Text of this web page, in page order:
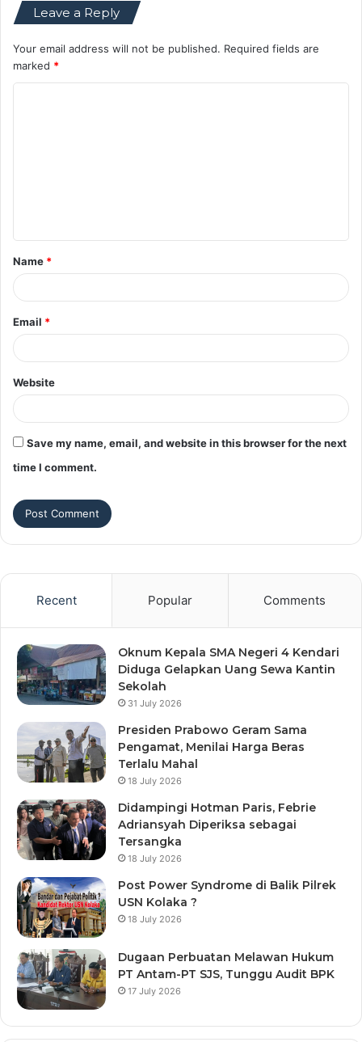
Leave a Reply
Your email address will not be published. Required fields are
marked *
t
*
Name *
Email *
Website
Save my name, email, and website in this browser for the next
time I comment.
Recent Popular Comments
Oknum Kepala SMA Negeri 4 Kendari
Diduga Gelapkan Uang Sewa Kantin
Sekolah
31 July 2026
Presiden Prabowo Geram Sama
Pengamat, Menilai Harga Beras
Terlalu Mahal
18 July 2026
Didampingi Hotman Paris, Febrie
Adriansyah Diperiksa sebagai
Tersangka
18 July 2026
Post Power Syndrome di Balik Pilrek
USN Kolaka ?
18 July 2026
Dugaan Perbuatan Melawan Hukum
PT Antam-PT SJS, Tunggu Audit BPK
17 July 2026